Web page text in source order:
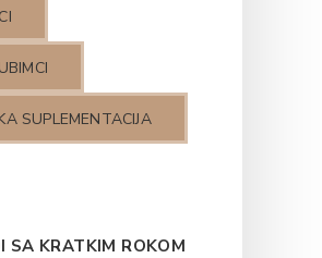
SUPLEMENTACIJA
SA KRATKIM ROKOM